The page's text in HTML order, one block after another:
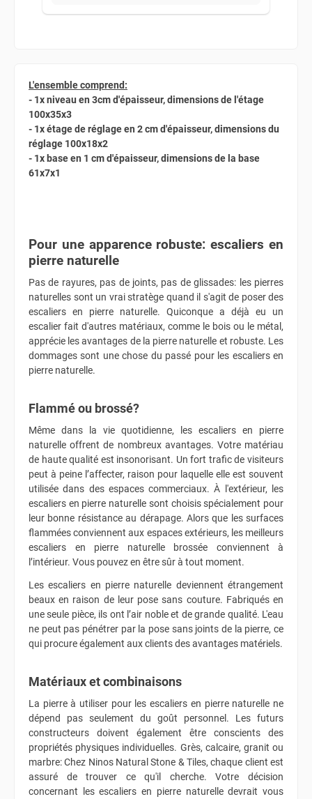
L'ensemble comprend:
- 1x niveau en 3cm d'épaisseur, dimensions de l'étage
100x35x3
- 1x étage de réglage en 2 cm d'épaisseur, dimensions du
réglage 100x18x2
- 1x base en 1 cm d'épaisseur, dimensions de la base
61x7x1
Pour une apparence robuste: escaliers en
pierre naturelle
Pas de rayures, pas de joints, pas de glissades: les pierres
naturelles sont un vrai stratège quand il s'agit de poser des
escaliers en pierre naturelle. Quiconque a déjà eu un
escalier fait d'autres matériaux, comme le bois ou le métal,
apprécie les avantages de la pierre naturelle et robuste. Les
dommages sont une chose du passé pour les escaliers en
pierre naturelle.
Flammé ou brossé?
Même dans la vie quotidienne, les escaliers en pierre
naturelle offrent de nombreux avantages. Votre matériau
de haute qualité est insonorisant. Un fort trafic de visiteurs
peut à peine l’affecter, raison pour laquelle elle est souvent
utilisée dans des espaces commerciaux. À l'extérieur, les
escaliers en pierre naturelle sont choisis spécialement pour
leur bonne résistance au dérapage. Alors que les surfaces
flammées conviennent aux espaces extérieurs, les meilleurs
escaliers en pierre naturelle brossée conviennent à
l’intérieur. Vous pouvez en être sûr à tout moment.
Les escaliers en pierre naturelle deviennent étrangement
beaux en raison de leur pose sans couture. Fabriqués en
une seule pièce, ils ont l’air noble et de grande qualité. L'eau
ne peut pas pénétrer par la pose sans joints de la pierre, ce
qui procure également aux clients des avantages matériels.
Matériaux et combinaisons
La pierre à utiliser pour les escaliers en pierre naturelle ne
dépend pas seulement du goût personnel. Les futurs
constructeurs doivent également être conscients des
propriétés physiques individuelles. Grès, calcaire, granit ou
marbre: Chez Ninos Natural Stone & Tiles, chaque client est
assuré de trouver ce qu'il cherche. Votre décision
concernant les escaliers en pierre naturelle devrait vous